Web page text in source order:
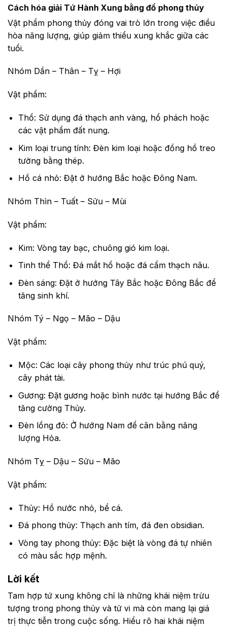
Cách hóa giải Tứ Hành Xung bằng đồ phong thủy
Vật phẩm phong thủy đóng vai trò lớn trong việc điều
hòa năng lượng, giúp giảm thiểu xung khắc giữa các
tuổi.
Nhóm Dần – Thân – Tỵ – Hợi
Vật phẩm:
Thổ: Sử dụng đá thạch anh vàng, hổ phách hoặc
các vật phẩm đất nung.
Kim loại trung tính: Đèn kim loại hoặc đồng hồ treo
tường bằng thép.
Hồ cá nhỏ: Đặt ở hướng Bắc hoặc Đông Nam.
Nhóm Thìn – Tuất – Sửu – Mùi
Vật phẩm:
Kim: Vòng tay bạc, chuông gió kim loại.
Tinh thể Thổ: Đá mắt hổ hoặc đá cẩm thạch nâu.
Đèn sáng: Đặt ở hướng Tây Bắc hoặc Đông Bắc để
tăng sinh khí.
Nhóm Tý – Ngọ – Mão – Dậu
Vật phẩm:
Mộc: Các loại cây phong thủy như trúc phú quý,
cây phát tài.
Gương: Đặt gương hoặc bình nước tại hướng Bắc để
tăng cường Thủy.
Đèn lồng đỏ: Ở hướng Nam để cân bằng năng
lượng Hỏa.
Nhóm Tỵ – Dậu – Sửu – Mão
Vật phẩm:
Thủy: Hồ nước nhỏ, bể cá.
Đá phong thủy: Thạch anh tím, đá đen obsidian.
Vòng tay phong thủy: Đặc biệt là vòng đá tự nhiên
có màu sắc hợp mệnh.
Lời kết
Tam hợp tứ xung không chỉ là những khái niệm trừu
tượng trong phong thủy và tử vi mà còn mang lại giá
trị thực tiễn trong cuộc sống. Hiểu rõ hai khái niệm